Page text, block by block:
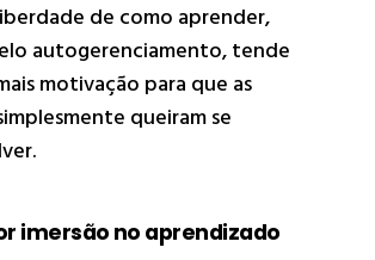
de como aprender,
autogerenciamento, tende
motivação para que as
queiram se
imersão no aprendizado